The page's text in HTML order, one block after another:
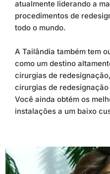
atualmente liderando a
procedimentos de
todo o mundo.
A Tailândia também tem
como um destino
cirurgias de
cirurgias de
Você ainda obtém os
instalações a um baixo